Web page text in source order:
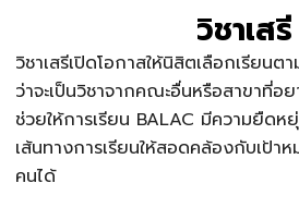
วิชาเสรี
วิชาเสรีเปิดโอกาสให้นิสิตเลือกเรียนต
ว่าจะเป็นวิชาจากคณะอื่นหรือสาขาที่
ช่วยให้การเรียน BALAC มีความยืดห
เส้นทางการเรียนให้สอดคล้องกับเป้า
คนได้